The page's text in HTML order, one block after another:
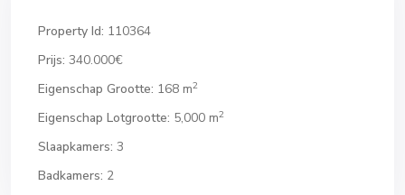
Property Id: 110364
Prijs: 340.000€
Eigenschap Grootte: 168 m2
Eigenschap Lotgrootte: 5,000 m2
Slaapkamers: 3
Badkamers: 2